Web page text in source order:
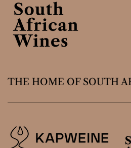
THE HOME OF SOUTH